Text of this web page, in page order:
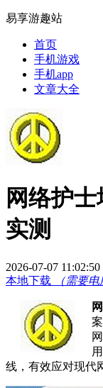
易享游趣站
首页
手机游戏
手机app
文章大全
网络护
实测
2026-07-07 11:02:50
本地下载
（需要电
线，有效应对现代